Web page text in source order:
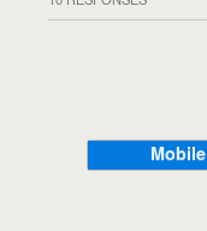
Mobile